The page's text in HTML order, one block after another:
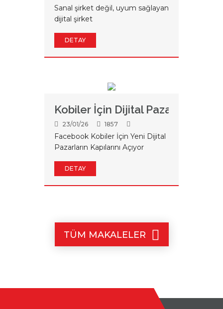
Sanal şirket değil, uyum sağlayan
dijital şirket
DETAY
Kobiler İçin Dijital Pazar
23/01/26 1857
Facebook Kobiler İçin Yeni Dijital
Pazarların Kapılarını Açıyor
DETAY
TÜM MAKALELER